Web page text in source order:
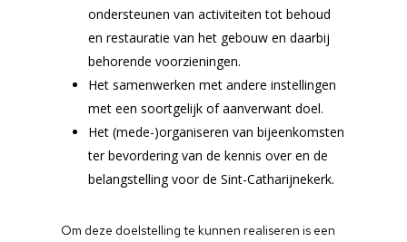
ondersteunen van activiteiten tot behoud
en restauratie van het gebouw en daarbij
behorende voorzieningen.
Het samenwerken met andere instellingen
met een soortgelijk of aanverwant doel.
Het (mede-)organiseren van bijeenkomsten
ter bevordering van de kennis over en de
belangstelling voor de Sint-Catharijnekerk.
Om deze doelstelling te kunnen realiseren is een
Vereniging
Organisatie
Oprichtingslied
Aanmelden
Contact
Doel en
Doel en bestedingen
Besteding
Nieuwe
Glazen
Foto’s
Virtuele Tour
Links
Nieuws